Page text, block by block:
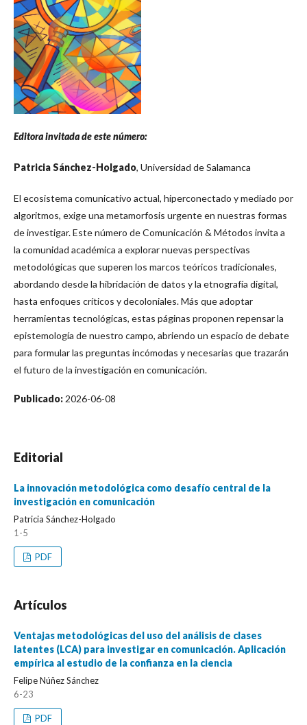
Editora invitada de este número:
Patricia Sánchez-Holgado, Universidad de Salamanca
El ecosistema comunicativo actual, hiperconectado y mediado por
algoritmos, exige una metamorfosis urgente en nuestras formas
de investigar. Este número de Comunicación & Métodos invita a
la comunidad académica a explorar nuevas perspectivas
metodológicas que superen los marcos teóricos tradicionales,
abordando desde la hibridación de datos y la etnografía digital,
hasta enfoques críticos y decoloniales. Más que adoptar
herramientas tecnológicas, estas páginas proponen repensar la
epistemología de nuestro campo, abriendo un espacio de debate
para formular las preguntas incómodas y necesarias que trazarán
el futuro de la investigación en comunicación.
Publicado:2026-06-08
Editorial
La innovación metodológica como desafío central de la
investigación en comunicación
Patricia Sánchez-Holgado
1-5
PDF
Artículos
Ventajas metodológicas del uso del análisis de clases
latentes (LCA) para investigar en comunicación. Aplicación
empírica al estudio de la confianza en la ciencia
Felipe Núñez Sánchez
6-23
PDF